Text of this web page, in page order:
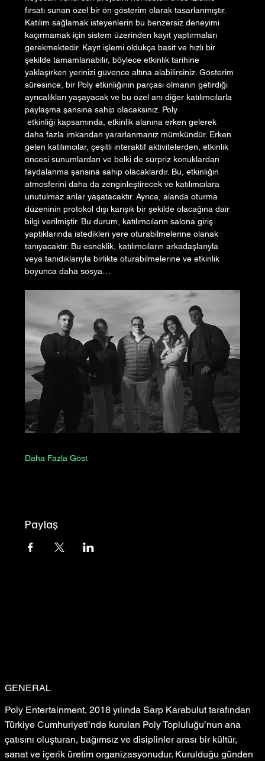
fırsatı sunan özel bir ön gösterim olarak tasarlanmıştır.
Katılım sağlamak isteyenlerin bu benzersiz deneyimi
kaçırmamak için sistem üzerinden kayıt yaptırmaları
gerekmektedir. Kayıt işlemi oldukça basit ve hızlı bir
şekilde tamamlanabilir, böylece etkinlik tarihine
yaklaşırken yerinizi güvence altına alabilirsiniz. Gösterim
süresince, bir Poly etkinliğinin parçası olmanın getirdiği
ayrıcalıkları yaşayacak ve bu özel anı diğer katılımcılarla
paylaşma şansına sahip olacaksınız. Poly
etkinliği kapsamında, etkinlik alanına erken gelerek
daha fazla imkandan yararlanmanız mümkündür. Erken
gelen katılımcılar, çeşitli interaktif aktivitelerden, etkinlik
öncesi sunumlardan ve belki de sürpriz konuklardan
faydalanma şansına sahip olacaklardır. Bu, etkinliğin
atmosferini daha da zenginleştirecek ve katılımcılara
unutulmaz anlar yaşatacaktır. Ayrıca, alanda oturma
düzeninin protokol dışı karışık bir şekilde olacağına dair
bilgi verilmiştir. Bu durum, katılımcıların salona giriş
yaptıklarında istedikleri yere oturabilmelerine olanak
tanıyacaktır. Bu esneklik, katılımcıların arkadaşlarıyla
veya tanıdıklarıyla birlikte oturabilmelerine ve etkinlik
boyunca daha sosya…
Daha Fazla Göst
Paylaş
GENERAL
Poly Entertainment, 2018 yılında Sarp Karabulut tarafından
Türkiye Cumhuriyeti’nde kurulan Poly Topluluğu’nun ana
çatısını oluşturan, bağımsız ve disiplinler arası bir kültür,
sanat ve içerik üretim organizasyonudur. Kurulduğu günden